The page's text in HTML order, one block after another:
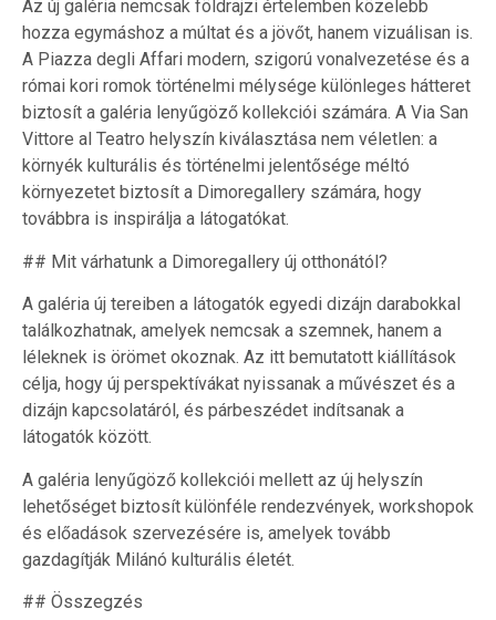
Az új galéria nemcsak földrajzi értelemben közelebb
hozza egymáshoz a múltat és a jövőt, hanem vizuálisan is.
A Piazza degli Affari modern, szigorú vonalvezetése és a
római kori romok történelmi mélysége különleges hátteret
biztosít a galéria lenyűgöző kollekciói számára. A Via San
Vittore al Teatro helyszín kiválasztása nem véletlen: a
környék kulturális és történelmi jelentősége méltó
környezetet biztosít a Dimoregallery számára, hogy
továbbra is inspirálja a látogatókat.
## Mit várhatunk a Dimoregallery új otthonától?
A galéria új tereiben a látogatók egyedi dizájn darabokkal
találkozhatnak, amelyek nemcsak a szemnek, hanem a
léleknek is örömet okoznak. Az itt bemutatott kiállítások
célja, hogy új perspektívákat nyissanak a művészet és a
dizájn kapcsolatáról, és párbeszédet indítsanak a
látogatók között.
A galéria lenyűgöző kollekciói mellett az új helyszín
lehetőséget biztosít különféle rendezvények, workshopok
és előadások szervezésére is, amelyek tovább
gazdagítják Milánó kulturális életét.
## Összegzés